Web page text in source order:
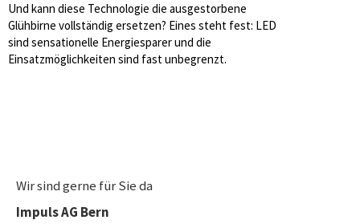
Und kann diese Technologie die ausgestorbene
Glühbirne vollständig ersetzen? Eines steht fest: LED
sind sensationelle Energiesparer und die
Einsatzmöglichkeiten sind fast unbegrenzt.
Wir sind gerne für Sie da
Impuls AG Bern